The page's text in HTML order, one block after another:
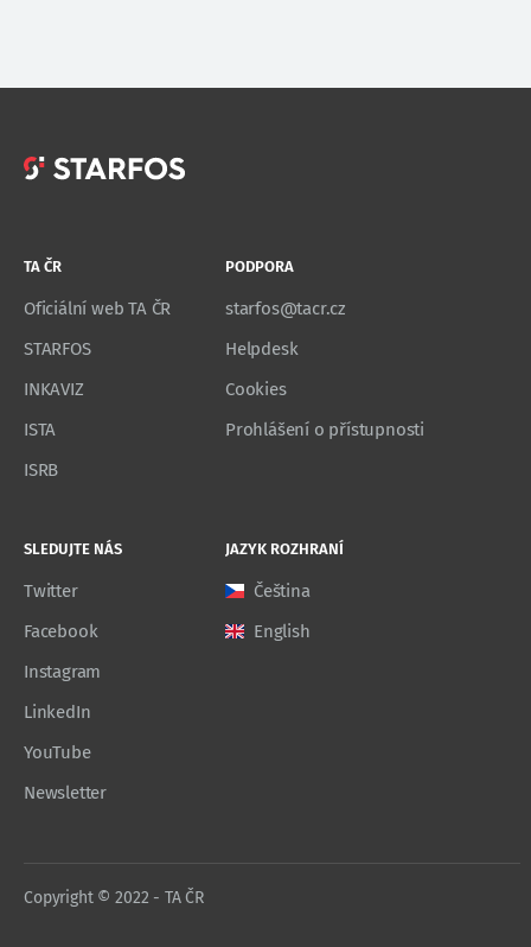
TA ČR
Oficiální web TA ČR
STARFOS
INKAVIZ
ISTA
ISRB
PODPORA
starfos@tacr.cz
Helpdesk
Cookies
Prohlášení o přístupnosti
SLEDUJTE NÁS
Twitter
Facebook
Instagram
LinkedIn
YouTube
Newsletter
JAZYK ROZHRANÍ
Čeština
English
Copyright © 2022 - TA ČR